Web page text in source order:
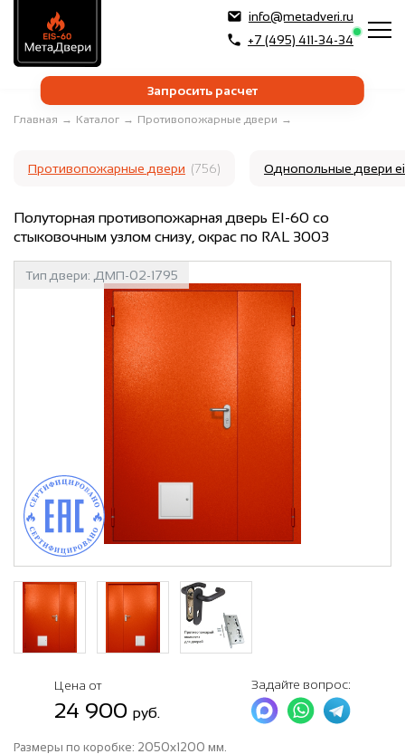
info@metadveri.ru
+7 (495) 411-34-34
Запросить расчет
Главная → Каталог → Противопожарные двери →
Противопожарные двери (756) Однопольные двери
Полуторная противопожарная дверь EI-60 со
стыковочным узлом снизу, окрас по RAL 3003
Тип двери: ДМП-02-1795
Цена от
24 900 руб.
Задайте вопрос:
Размеры по коробке: 2050х1200 мм.